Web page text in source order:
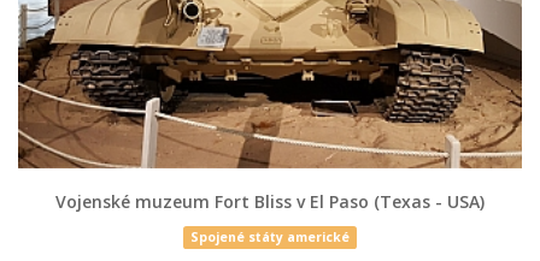
Vojenské muzeum Fort Bliss v El Paso (Texas - USA)
Spojené státy americké